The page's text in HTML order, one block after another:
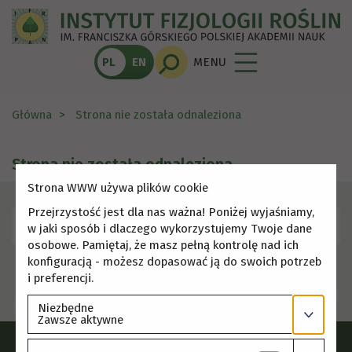
PL EN MENU
Główna Strona nie została odnaleziona
Strona nie została odnaleziona
Skorzystaj z menu, aby wybrać inną stronę.
Strona WWW używa plików cookie
Przejrzystość jest dla nas ważna! Poniżej wyjaśniamy,
w jaki sposób i dlaczego wykorzystujemy Twoje dane
osobowe. Pamiętaj, że masz pełną kontrolę nad ich
konfiguracją - możesz dopasować ją do swoich potrzeb
i preferencji.
Niezbędne
Zawsze aktywne